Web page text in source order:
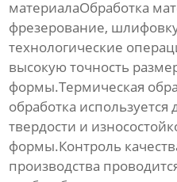
материалаОбработка
фрезерование,
технологические
высокую точность
формы.Термическая
обработка
твердости и
формы.Контроль
производства